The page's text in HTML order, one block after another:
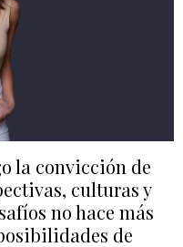
la convicción de
culturas y
no hace más
de